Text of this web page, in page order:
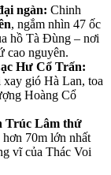
ngàn: Chinh
, ngắm nhìn 47 ốc
hồ Tà Đùng – nơi
cao nguyên.
Hư Cổ Trấn:
gió Hà Lan, toa
Hoàng Cổ
Trúc Lâm thứ
70m lớn nhất
vĩ của Thác Voi